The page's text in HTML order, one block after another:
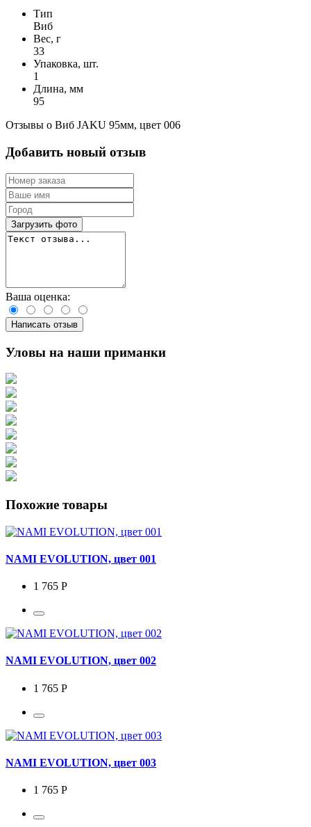
Тип
Виб
Вес, г
33
Упаковка, шт.
1
Длина, мм
95
Отзывы о Виб JAKU 95мм, цвет 006
Добавить новый отзыв
Загрузить фото
Ваша оценка:
Написать отзыв
Уловы на наши приманки
Похожие товары
NAMI EVOLUTION, цвет 001
1 765 Р
NAMI EVOLUTION, цвет 002
1 765 Р
NAMI EVOLUTION, цвет 003
1 765 Р